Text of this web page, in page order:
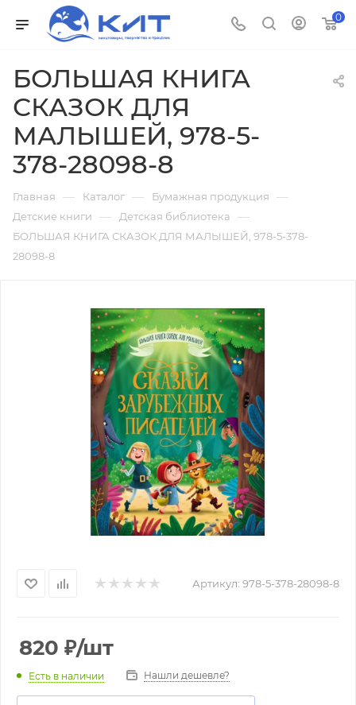
0
БОЛЬШАЯ КНИГА
СКАЗОК ДЛЯ
МАЛЫШЕЙ, 978-5-
378-28098-8
Главная — Каталог — Бумажная продукция —
Детские книги — Детская библиотека —
БОЛЬШАЯ КНИГА СКАЗОК ДЛЯ МАЛЫШЕЙ, 978-5-378-
28098-8
Артикул: 978-5-378-28098-8
820 ₽/шт
Есть в наличии Нашли дешевле?